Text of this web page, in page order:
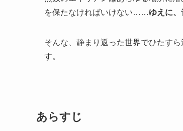
を保たなければいけない……ゆえに、
そんな、静まり返った世界でひたす
す。
あらすじ